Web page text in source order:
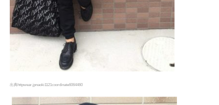
出典httpwear.jpnaoki1121coordinate6064460